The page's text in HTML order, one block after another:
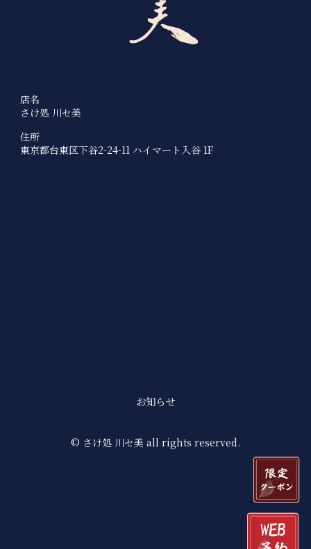
店名
さけ処 川セ美
住所
東京都台東区下谷2-24-11 ハイマート入谷 1F
お知らせ
© さけ処 川セ美 all rights reserved.